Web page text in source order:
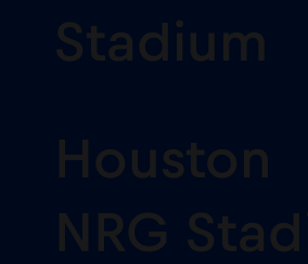
Stadium
Houston
NRG